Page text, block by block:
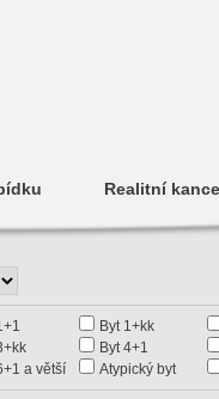
Realitní
Byt 1+kk
Byt 4+1
a větší Atypický byt